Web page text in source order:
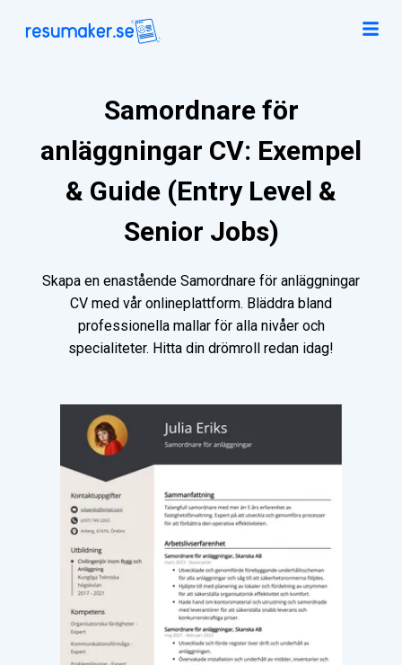
Samordnare för
anläggningar CV: Exempel
& Guide (Entry Level &
Senior Jobs)
Skapa en enastående Samordnare för anläggningar
CV med vår onlineplattform. Bläddra bland
professionella mallar för alla nivåer och
specialiteter. Hitta din drömroll redan idag!